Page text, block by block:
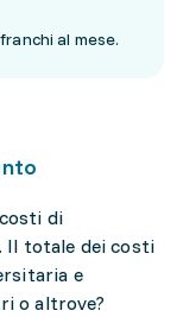
al mese.
di
Il totale dei costi
e
o altrove?